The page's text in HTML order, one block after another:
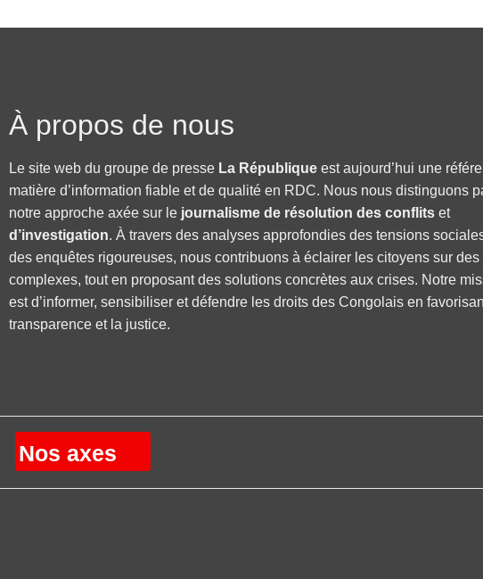
À propos de nous
Le site web du groupe de presse La République est aujourd’hui une
matière d’information fiable et de qualité en RDC. Nous nous distinguons
notre approche axée sur le journalisme de résolution des conflits et
d’investigation. À travers des analyses approfondies des tensions
des enquêtes rigoureuses, nous contribuons à éclairer les citoyens sur
complexes, tout en proposant des solutions concrètes aux crises. Notre
est d’informer, sensibiliser et défendre les droits des Congolais en
transparence et la justice.
Nos axes